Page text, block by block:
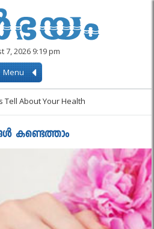
7, 2026 9:19 pm
Menu
Tell About Your Health
കണ്ടെത്താം